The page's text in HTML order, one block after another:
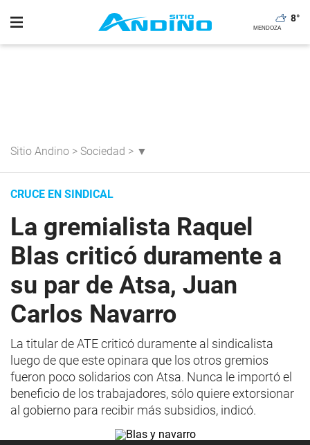
8°
Sitio Andino > Sociedad > ▼
CRUCE EN SINDICAL
La gremialista Raquel
Blas criticó duramente a
su par de Atsa, Juan
Carlos Navarro
La titular de ATE criticó duramente al sindicalista
luego de que este opinara que los otros gremios
fueron poco solidarios con Atsa. Nunca le importó el
beneficio de los trabajadores, sólo quiere extorsionar
al gobierno para recibir más subsidios, indicó.